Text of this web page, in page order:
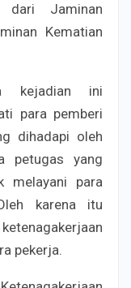
dari Jaminan
Kematian
kejadian ini
para pemberi
dihadapi oleh
petugas yang
melayani para
karena itu
pekerja.